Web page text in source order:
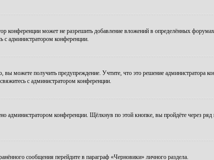
конференции может не разрешить добавление вложений в определённых
с администратором конференции.
можете получить предупреждение. Учтите, что это решение администратора
с администратором конференции.
администратором конференции. Щёлкнув по этой кнопке, вы пройдёте через
сообщения перейдите в параграф «Черновики» личного раздела.